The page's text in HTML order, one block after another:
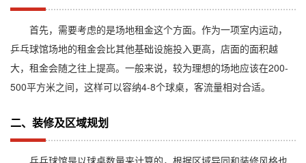
首先，需要考虑的是场地租金这个方面。作为一项室内运动，
乒乓球馆场地的租金会比其他基础设施投入更高，店面的面积越
大，租金会随之往上提高。一般来说，较为理想的场地应该在200-
500平方米之间，这样可以容纳4-8个球桌，客流量相对合适。
二、装修及区域规划
乒乓球馆是以球桌数量来计算的，根据区域异同和装修风格也